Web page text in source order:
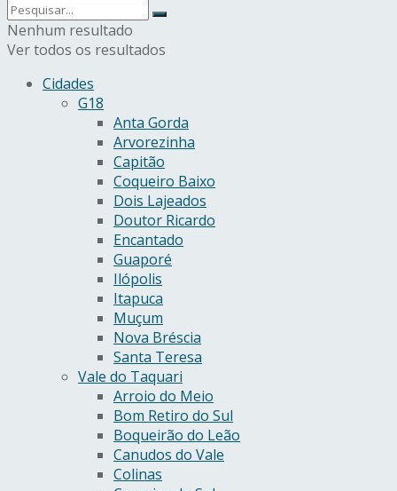
Nenhum resultado
Ver todos os resultados
Cidades
G18
Anta Gorda
Arvorezinha
Capitão
Coqueiro Baixo
Dois Lajeados
Doutor Ricardo
Encantado
Guaporé
Ilópolis
Itapuca
Muçum
Nova Bréscia
Santa Teresa
Vale do Taquari
Arroio do Meio
Bom Retiro do Sul
Boqueirão do Leão
Canudos do Vale
Colinas